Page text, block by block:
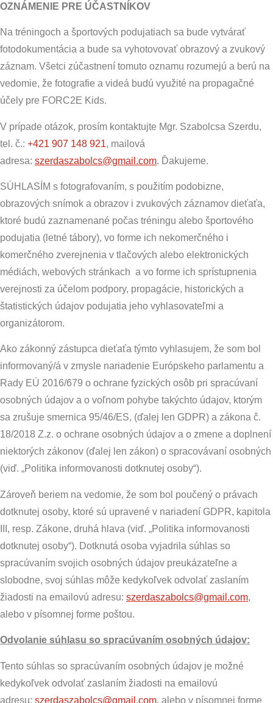
OZNÁMENIE PRE ÚČASTNÍKOV
Na tréningoch a športových podujatiach sa bude vytvárať
fotodokumentácia a bude sa vyhotovovať obrazový a zvukový
záznam. Všetci zúčastnení tomuto oznamu rozumejú a berú na
vedomie, že fotografie a videá budú využité na propagačné
účely pre FORC2E Kids.
V prípade otázok, prosím kontaktujte Mgr. Szabolcsa Szerdu,
tel. č.: +421 907 148 921, mailová
adresa: szerdaszabolcs@gmail.com. Ďakujeme.
SÚHLASÍM s fotografovaním, s použitím podobizne,
obrazových snímok a obrazov i zvukových záznamov dieťaťa,
ktoré budú zaznamenané počas tréningu alebo športového
podujatia (letné tábory), vo forme ich nekomerčného i
komerčného zverejnenia v tlačových alebo elektronických
médiách, webových stránkach a vo forme ich sprístupnenia
verejnosti za účelom podpory, propagácie, historických a
štatistických údajov podujatia jeho vyhlasovateľmi a
organizátorom.
Ako zákonný zástupca dieťaťa týmto vyhlasujem, že som bol
informovaný/á v zmysle nariadenie Európskeho parlamentu a
Rady EÚ 2016/679 o ochrane fyzických osôb pri spracúvaní
osobných údajov a o voľnom pohybe takýchto údajov, ktorým
sa zrušuje smernica 95/46/ES, (ďalej len GDPR) a zákona č.
18/2018 Z.z. o ochrane osobných údajov a o zmene a doplnení
niektorých zákonov (ďalej len zákon) o spracovávaní osobných
(viď. „Politika informovanosti dotknutej osoby“).
Zároveň beriem na vedomie, že som bol poučený o právach
dotknutej osoby, ktoré sú upravené v nariadení GDPR, kapitola
III, resp. Zákone, druhá hlava (viď. „Politika informovanosti
dotknutej osoby“). Dotknutá osoba vyjadrila súhlas so
spracúvaním svojich osobných údajov preukázateľne a
slobodne, svoj súhlas môže kedykoľvek odvolať zaslaním
žiadosti na emailovú adresu: szerdaszabolcs@gmail.com,
alebo v písomnej forme poštou.
Odvolanie súhlasu so spracúvaním osobných údajov:
Tento súhlas so spracúvaním osobných údajov je možné
kedykoľvek odvolať zaslaním žiadosti na emailovú
adresu: szerdaszabolcs@gmail.com, alebo v písomnej forme